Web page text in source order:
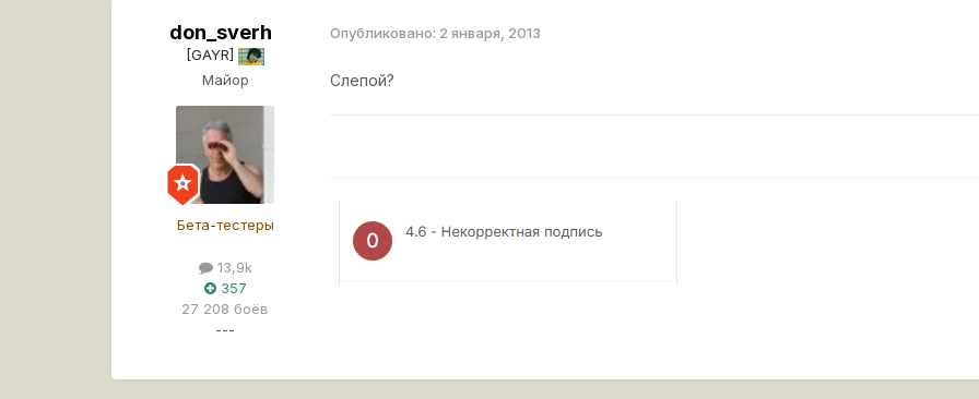
don_sverh
[GAYR]
Майор
Бета-тестеры
13,9k
357
27 208 боёв
---
Опубликовано: 2 января, 2013
Слепой?